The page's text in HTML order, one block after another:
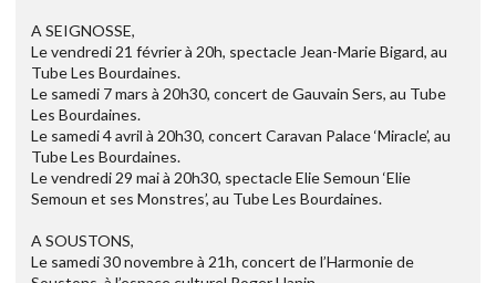
A SEIGNOSSE,
Le vendredi 21 février à 20h, spectacle Jean-Marie Bigard, au
Tube Les Bourdaines.
Le samedi 7 mars à 20h30, concert de Gauvain Sers, au Tube
Les Bourdaines.
Le samedi 4 avril à 20h30, concert Caravan Palace ‘Miracle’, au
Tube Les Bourdaines.
Le vendredi 29 mai à 20h30, spectacle Elie Semoun ‘Elie
Semoun et ses Monstres’, au Tube Les Bourdaines.
A SOUSTONS,
Le samedi 30 novembre à 21h, concert de l’Harmonie de